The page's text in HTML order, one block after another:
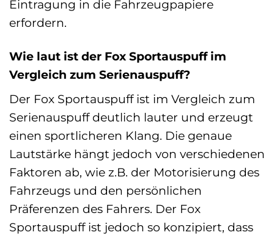
Eintragung in die Fahrzeugpapiere
erfordern.
Wie laut ist der Fox Sportauspuff im
Vergleich zum Serienauspuff?
Der Fox Sportauspuff ist im Vergleich zum
Serienauspuff deutlich lauter und erzeugt
einen sportlicheren Klang. Die genaue
Lautstärke hängt jedoch von verschiedenen
Faktoren ab, wie z.B. der Motorisierung des
Fahrzeugs und den persönlichen
Präferenzen des Fahrers. Der Fox
Sportauspuff ist jedoch so konzipiert, dass